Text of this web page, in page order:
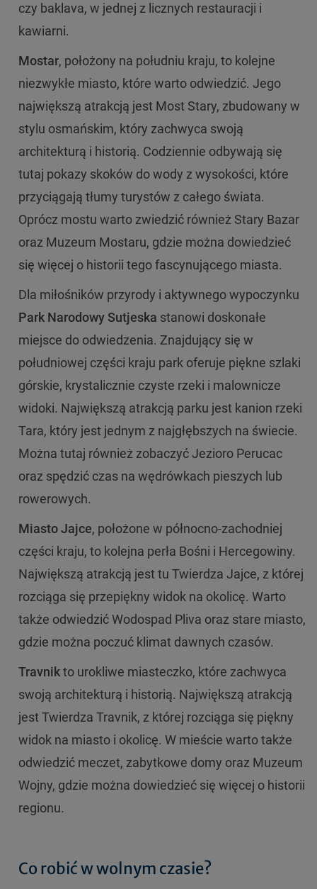
czy baklava, w jednej z licznych restauracji i
kawiarni.
Mostar, położony na południu kraju, to kolejne
niezwykłe miasto, które warto odwiedzić. Jego
największą atrakcją jest Most Stary, zbudowany w
stylu osmańskim, który zachwyca swoją
architekturą i historią. Codziennie odbywają się
tutaj pokazy skoków do wody z wysokości, które
przyciągają tłumy turystów z całego świata.
Oprócz mostu warto zwiedzić również Stary Bazar
oraz Muzeum Mostaru, gdzie można dowiedzieć
się więcej o historii tego fascynującego miasta.
Dla miłośników przyrody i aktywnego wypoczynku
Park Narodowy Sutjeska stanowi doskonałe
miejsce do odwiedzenia. Znajdujący się w
południowej części kraju park oferuje piękne szlaki
górskie, krystalicznie czyste rzeki i malownicze
widoki. Największą atrakcją parku jest kanion rzeki
Tara, który jest jednym z najgłębszych na świecie.
Można tutaj również zobaczyć Jezioro Perucac
oraz spędzić czas na wędrówkach pieszych lub
rowerowych.
Miasto Jajce, położone w północno-zachodniej
części kraju, to kolejna perła Bośni i Hercegowiny.
Największą atrakcją jest tu Twierdza Jajce, z której
rozciąga się przepiękny widok na okolicę. Warto
także odwiedzić Wodospad Pliva oraz stare miasto,
gdzie można poczuć klimat dawnych czasów.
Travnikto urokliwe miasteczko, które zachwyca
swoją architekturą i historią. Największą atrakcją
jest Twierdza Travnik, z której rozciąga się piękny
widok na miasto i okolicę. W mieście warto także
odwiedzić meczet, zabytkowe domy oraz Muzeum
Wojny, gdzie można dowiedzieć się więcej o historii
regionu.
Co robić w wolnym czasie?